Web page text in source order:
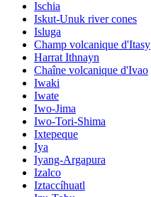
Ischia
Iskut-Unuk river cones
Isluga
Champ volcanique d'Itasy
Harrat Ithnayn
Chaîne volcanique d'Ivao
Iwaki
Iwate
Iwo-Jima
Iwo-Tori-Shima
Ixtepeque
Iya
Iyang-Argapura
Izalco
Iztaccíhuatl